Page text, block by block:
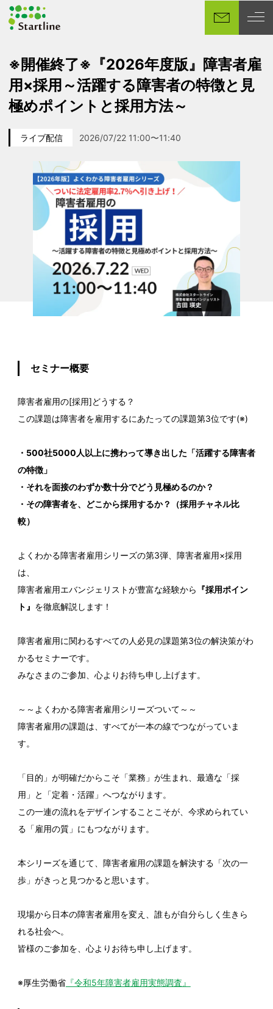
イ
ツ
へ
移
※開催終了※『2026年度版』障害者雇
用×採用～活躍する障害者の特徴と見
極めポイントと採用方法～
カテゴリー
ライブ配信
イベント日
2026/07/22 11:00〜11:40
セミナー概要
障害者雇用の[採用]どうする？
この課題は障害者を雇用するにあたっての課題第3位です(※)
・500社5000人以上に携わって導き出した「活躍する障害者
の特徴」
・それを面接のわずか数十分でどう見極めるのか？
・その障害者を、どこから採用するか？（採用チャネル比
較）
よくわかる障害者雇用シリーズの第3弾、障害者雇用×採用
は、
障害者雇用エバンジェリストが豊富な経験から 『採用ポイン
ト』 を徹底解説します！
障害者雇用に関わるすべての人必見の課題第3位の解決策がわ
かるセミナーです。
みなさまのご参加、心よりお待ち申し上げます。
～～よくわかる障害者雇用シリーズついて～～
障害者雇用の課題は、すべてが一本の線でつながっていま
す。
「目的」が明確だからこそ「業務」が生まれ、最適な「採
用」と「定着・活躍」へつながります。
この一連の流れをデザインすることこそが、今求められてい
る「雇用の質」にもつながります。
本シリーズを通じて、障害者雇用の課題を解決する「次の一
歩」がきっと見つかると思います。
現場から日本の障害者雇用を変え、誰もが自分らしく生きら
れる社会へ。
皆様のご参加を、心よりお待ち申し上げます。
※厚生労働省『令和5年障害者雇用実態調査』